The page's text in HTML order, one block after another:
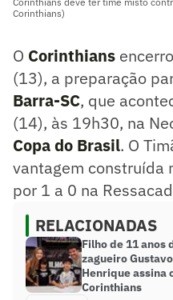
Corinthians)
O Corinthians
(13), a preparação
Barra-SC, que
(14), às 19h30, na
Copa do Brasil. O
vantagem construída
por 1 a 0 na
RELACIONADAS
Filho de 11 anos
zagueiro Gustavo
Henrique assina
Corinthians